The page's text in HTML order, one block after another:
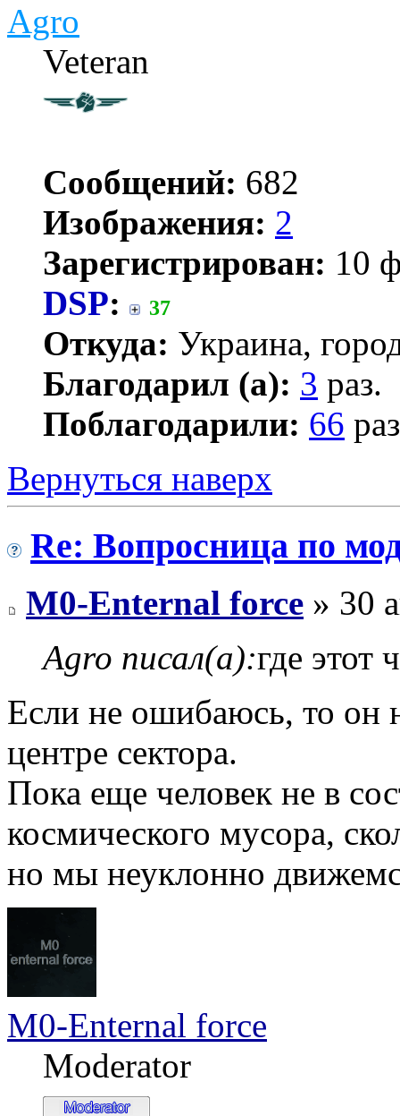
Agro
Veteran
Сообщений: 682
Изображения: 2
Зарегистрирован: 10
DSP: 37
Откуда: Украина,
Благодарил (а): 3 раз.
Поблагодарили: 66
Вернуться наверх
Re: Вопросница по
M0-Enternal force » 30
Agro писал(а):где этот
Если не ошибаюсь, то он
центре сектора.
Пока еще человек не в
космического мусора,
но мы неуклонно
M0-Enternal force
Moderator